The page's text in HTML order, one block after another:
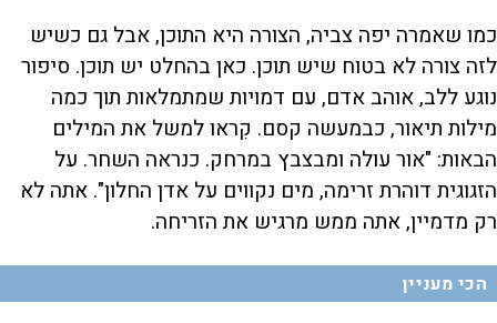
כמו שאמרה יפה צביה, הצורה היא התוכן, אבל גם כשיש
לזה צורה לא בטוח שיש תוכן. כאן בהחלט יש תוכן. סיפור
נוגע ללב, אוהב אדם, עם דמויות שמתמלאות תוך כמה
מילות תיאור, כבמעשה קסם. קִראו למשל את המילים
הבאות: "אור עולה ומבצבץ במרחק. כנראה השחר. על
הזגוגית דוהרת זרימה, מים נקווים על אדן החלון". אתה לא
רק מדמיין, אתה ממש מרגיש את הזריחה.
הכי מעניין